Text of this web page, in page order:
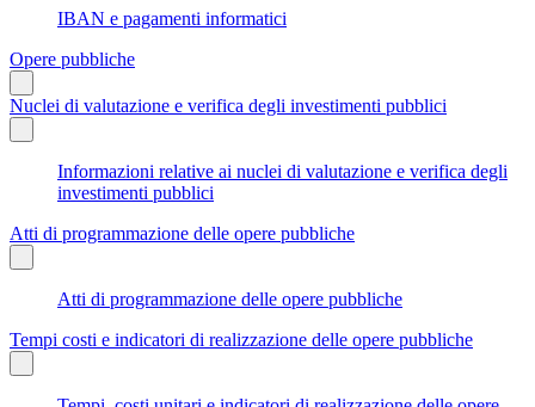
IBAN e pagamenti informatici
Opere pubbliche
Nuclei di valutazione e verifica degli investimenti pubblici
Informazioni relative ai nuclei di valutazione e verifica degli
investimenti pubblici
Atti di programmazione delle opere pubbliche
Atti di programmazione delle opere pubbliche
Tempi costi e indicatori di realizzazione delle opere pubbliche